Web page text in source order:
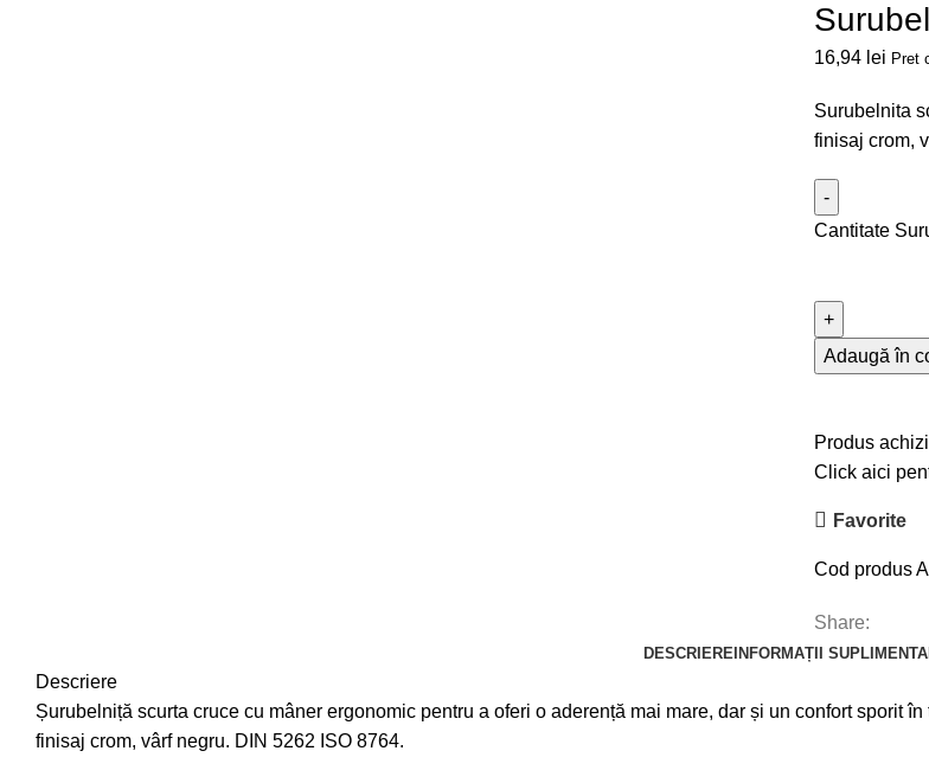
16,94 lei Pret
Surubelnita
finisaj crom,
Cantitate
Adaugă în
Produs
Click aici
Favorite
Cod produs
Share:
DESCRIERE INFORMAȚII
Descriere
Șurubelniță scurta cruce cu mâner ergonomic pentru a oferi o aderență mai mare, dar și un confort sporit
finisaj crom, vârf negru. DIN 5262 ISO 8764.